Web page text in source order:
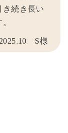
き続き長い
2025.10 S様